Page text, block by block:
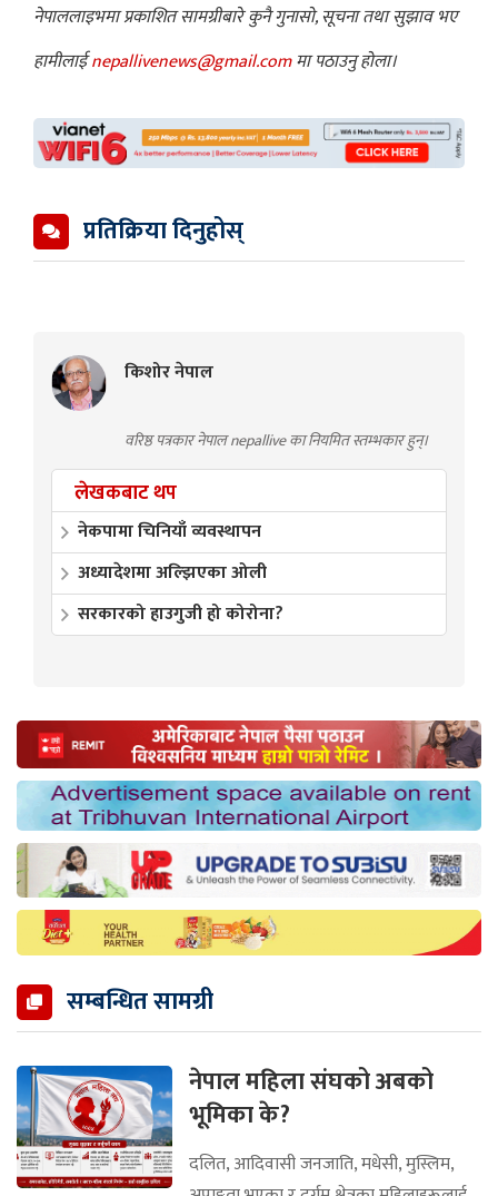
नेपाललाइभमा प्रकाशित सामग्रीबारे कुनै गुनासो, सूचना तथा सुझाव भए
हामीलाईnepallivenews@gmail.comमा पठाउनु होला।
प्रतिक्रिया दिनुहोस्
किशोर नेपाल
वरिष्ठ पत्रकार नेपाल nepallive का नियमित स्तम्भकार हुन्।
लेखकबाट थप
नेकपामा चिनियाँ व्यवस्थापन
अध्यादेशमा अल्झिएका ओली
सरकारको हाउगुजी हो कोरोना?
सम्बन्धित सामग्री
नेपाल महिला संघको अबको
भूमिका के?
दलित, आदिवासी जनजाति, मधेसी, मुस्लिम,